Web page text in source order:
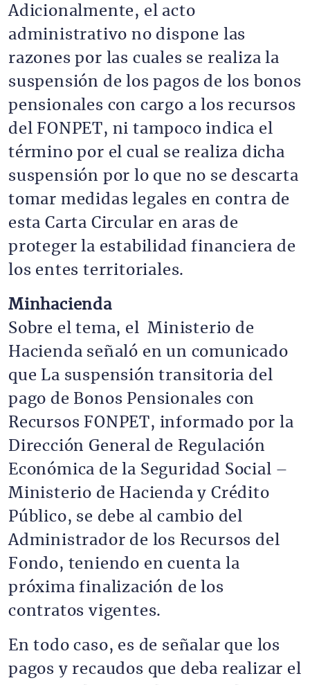
Adicionalmente, el acto
administrativo no dispone las
razones por las cuales se realiza la
suspensión de los pagos de los bonos
pensionales con cargo a los recursos
del FONPET, ni tampoco indica el
término por el cual se realiza dicha
suspensión por lo que no se descarta
tomar medidas legales en contra de
esta Carta Circular en aras de
proteger la estabilidad financiera de
los entes territoriales.
Minhacienda
Sobre el tema, el Ministerio de
Hacienda señaló en un comunicado
que La suspensión transitoria del
pago de Bonos Pensionales con
Recursos FONPET, informado por la
Dirección General de Regulación
Económica de la Seguridad Social –
Ministerio de Hacienda y Crédito
Público, se debe al cambio del
Administrador de los Recursos del
Fondo, teniendo en cuenta la
próxima finalización de los
contratos vigentes.
En todo caso, es de señalar que los
pagos y recaudos que deba realizar el